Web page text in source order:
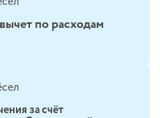
по расходам
за счёт